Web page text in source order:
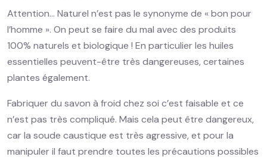
Attention… Naturel n’est pas le synonyme de « bon pour
l’homme ». On peut se faire du mal avec des produits
100% naturels et biologique ! En particulier les huiles
essentielles peuvent-être très dangereuses, certaines
plantes également.
Fabriquer du savon à froid chez soi c’est faisable et ce
n’est pas très compliqué. Mais cela peut être dangereux,
car la soude caustique est très agressive, et pour la
manipuler il faut prendre toutes les précautions possibles